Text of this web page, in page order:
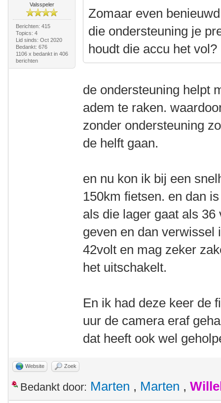
Valsspeler
Berichten: 415
Topics: 4
Lid sinds: Oct 2020
Bedankt: 676
1106 x bedankt in 406
berichten
Zomaar even
die ondersteuning je
houdt die accu het vol?
de ondersteuning helpt
adem te raken.
zonder ondersteuning
de helft gaan.
en nu kon ik bij een
150km fietsen. en dan
als die lager gaat als
geven en dan verwissel
42volt en mag zeker
het uitschakelt.
En ik had deze keer de
uur de camera eraf
dat heeft ook wel
Website Zoek
Bedankt door: Marten , Marten ,